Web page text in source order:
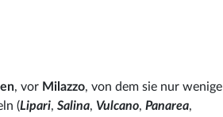
, vor Milazzo, von dem sie nur wenige
(Lipari, Salina, Vulcano, Panarea,